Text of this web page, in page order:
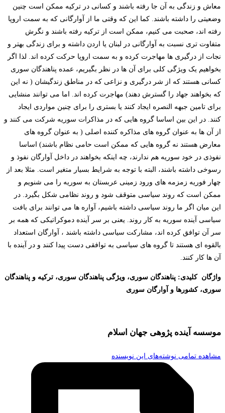
معاش و زندگی به آن جا رفته باشند و کسانی در ترکیه ممکن است چنین
وضعیتی را داشته باشند. کما این که وقتی ما از آوارگانی که به سمت اروپا
رفته اند، صحبت می کنیم، ممکن است از ترکیه رفته باشند و نگرش
متفاوت تری نسبت به آوارگانی در لبنان یا اردن داشته و برای زندگی بهتر و
نجات از درگیری ها مهاجرت کرده و به سمت اروپا حرکت کرده اند. لذا اگر
بخواهیم یک ویژگی کلی برای آن ها در نظر بگیریم، عمده پناهندگان سوری
کسانی هستند که از شر درگیری و نزاعی که در مناطق زندگیشان ( نه این
که بخواهند جهاد را گسترش دهند) مهاجرت کرده اند. اما می توانند منشایی
برای تامین جبهه النصره ایجاد کنند یا بستری را برای چنین مواردی ایجاد
کنند. در این بین اساسا گروه هایی که در مذاکرات سوریه شرکت می کنند و
از آن ها به عنوان گروه های مذاکره کننده اصلی ( به عنوان گروه های
معارض هستند نه گروه هایی که ممکن است حامی نظام باشند) اساسا
نفوذی در خود سوریه هم ندارند، چه اینکه بخواهند در داخل آوارگان نفوذ و
رسوخی داشته باشند، البته با توجه به شرایط بسیار متغیر است. مثلا بعد از
چهار فوریه زمزمه های ورود زمینی عربستان به سوریه را می شنویم و
ممکن است که روند سیاسی متوقف شود و روند نظامی شکل بگیرد. در
این میان اگر ما روند سیاسی داشته باشیم، آواره ها می توانند برای بافت
سیاسی آینده سوریه به کار روند. یعنی بر سر آینده دموکراتیکی که همه بر
سر آن توافق کرده اند، مشارکت سیاسی داشته باشند ، آوارگان استعداد
بالقوه ای هستند تا گروه های سیاسی به توافقی دست پیدا کنند و در آینده با
آن ها کار کنند.
واژگان کلیدی: پناهندگان سوری، ویژگی پناهندگان سوری، ترکیه و پناهندگان
سوری، کشورها و آوارگان سوری
موسسه آینده پژوهی جهان اسلام
مشاهده تمامی نوشته‌های این نویسنده